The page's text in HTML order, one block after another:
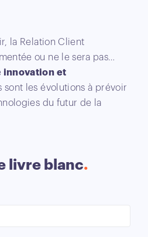
la Relation Client
ou ne le sera pas…
innovation et
sont les évolutions à prévoir
du futur de la
livre blanc